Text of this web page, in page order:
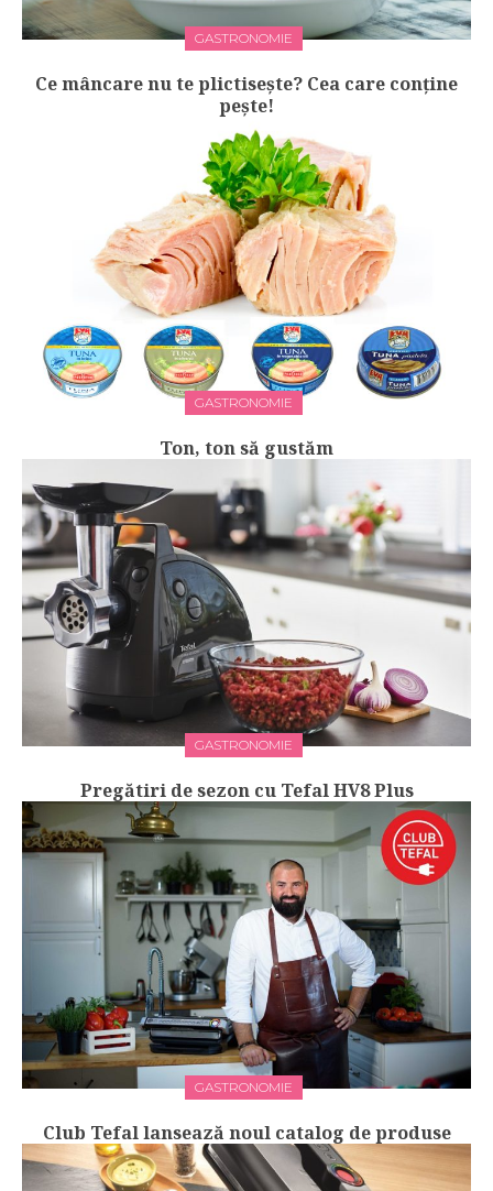
GASTRONOMIE
Ce mâncare nu te plictisește? Cea care conține
pește!
GASTRONOMIE
Ton, ton să gustăm
GASTRONOMIE
Pregătiri de sezon cu Tefal HV8 Plus
GASTRONOMIE
Club Tefal lansează noul catalog de produse